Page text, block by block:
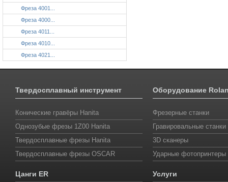
Фреза 4001...
Фреза 4000...
Фреза 4011...
Фреза 4010...
Фреза 4021...
Твердосплавный инструмент
Конические гравёры Hanita
Однозубые фрезы 1Z00 Hanita
Твердосплавные фрезы Hanita
Твердосплавные фрезы OSCAR
Цанги ER
Оборудование
Фрезерные станки
Гравировальные станки
3D сканеры
Ударные фотопринтеры
Услуги